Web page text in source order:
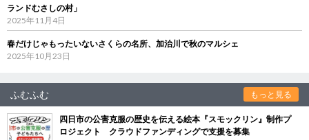
ランドむさしの村」
2025年11月4日
春だけじゃもったいないさくらの名所、加治川で秋のマルシェ
2025年10月23日
ふむふむ もっと見る
四日市の公害克服の歴史を伝える絵本『スモックリン』制作プ
ロジェクト クラウドファンディングで支援を募集